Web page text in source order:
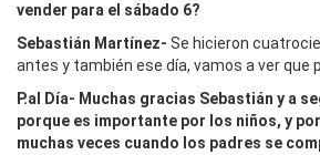
vender para el sábado 6?
Sebastián Martínez- Se hicieron
antes y también ese día, vamos a ver que
P.al Día- Muchas gracias Sebastián y a
porque es importante por los niños, y
muchas veces cuando los padres se